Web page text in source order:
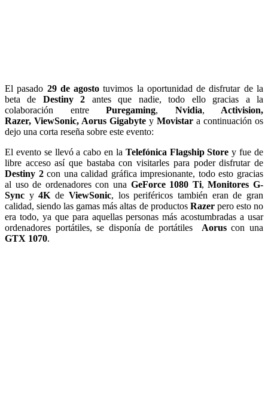
El pasado 29 de agostotuvimos la oportunidad de disfrutar de la
beta de Destiny 2 antes que nadie, todo ello gracias a la
colaboración entre Puregaming, Nvidia, Activision,
Razer, ViewSonic, Aorus Gigabyte y Movistar a continuación os
dejo una corta reseña sobre este evento:
El evento se llevó a cabo en la Telefónica Flagship Store y fue de
libre acceso así que bastaba con visitarles para poder disfrutar de
Destiny 2con una calidad gráfica impresionante, todo esto gracias
al uso de ordenadores con una GeForce 1080 Ti,Monitores G-
Sync y4Kde ViewSonic, los periféricos también eran de gran
calidad, siendo las gamas más altas de productos Razerpero esto no
era todo, ya que para aquellas personas más acostumbradas a usar
ordenadores portátiles, se disponía de portátiles Aoruscon una
GTX 1070.